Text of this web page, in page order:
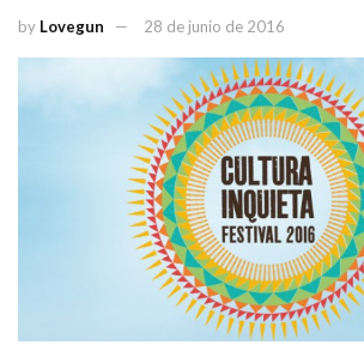
by Lovegun 28 de junio de 2016